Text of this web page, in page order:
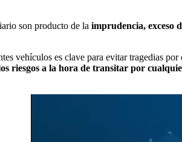
son producto de la imprudencia, exceso
vehículos es clave para evitar tragedias
riesgos a la hora de transitar por